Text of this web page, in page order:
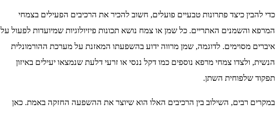
כדי להבין כיצד פתרונות טבעיים פועלים, חשוב להכיר את הרכיבים הפעילים בצמחי
המרפא והשמנים האתריים. כל שמן או צמח נושא תכונות פיזיולוגיות שמיועדות לפעול על
איברים מסוימים. לדוגמה, שמן מרווה ידוע בהשפעתו המאזנת על מערכת ההורמונלית
הנשית, ולצדו צמחי מרפא נוספים כמו דקל ננסי או זרעי דלעת שנמצאו יעילים באיזון
תפקוד שלפוחית השתן.
במקרים רבים, השילוב בין הרכיבים האלו הוא שיוצר את ההשפעה החזקה באמת. כאן